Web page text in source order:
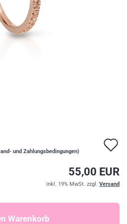
und Zahlungsbedingungen)
55,00 EUR
inkl. 19% MwSt. zzgl. Versand
Warenkorb